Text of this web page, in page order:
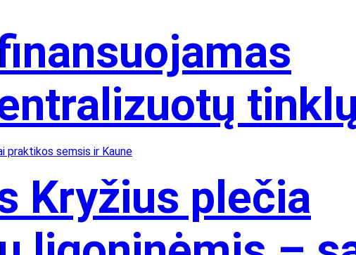
tinklų
Kryžius plečia